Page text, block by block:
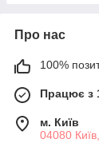
Про нас
100%
Працює з
м. Київ
04080